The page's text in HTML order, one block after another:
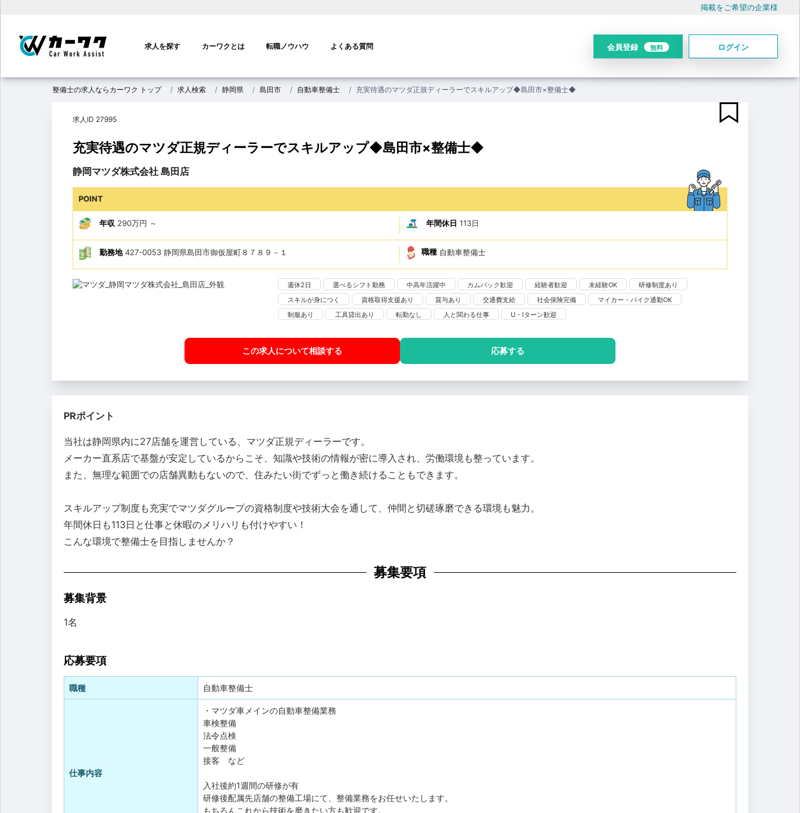
掲載をご希望の企業様
ン
ビ
ゲ
ン
求人を探す カーワクとは 転職ノウハウ よくある質問 会員登録 無料 ログイン
整備士の求人ならカーワク トップ 求人検索 静岡県 島田市 自動車整備士 充実待遇のマツダ正規ディーラーでスキルアップ◆島田市×整備士◆
求人ID 27995
充実待遇のマツダ正規ディーラーでスキルアップ◆島田市×整備士◆
静岡マツダ株式会社 島田店
POINT
年収 290万円 ～ 年間休日 113日
勤務地427-0053 静岡県島田市御仮屋町８７８９－１ 職種 自動車整備士
週休2日 選べるシフト勤務 中高年活躍中 カムバック歓迎 経験者歓迎 未経験OK
研修制度あり
スキルが身につく
資格取得支援あり 賞与あり 交通費支給 社会保険完備
マイカー・バイク通勤OK
制服あり
工具貸出あり 転勤なし 人と関わる仕事 U・Iターン歓迎
この求人について相談する 応募する
PRポイント
当社は静岡県内に27店舗を運営している、マツダ正規ディーラーです。
メーカー直系店で基盤が安定しているからこそ、知識や技術の情報が密に導入され、労働環境も整っています。
また、無理な範囲での店舗異動もないので、住みたい街でずっと働き続けることもできます。
スキルアップ制度も充実でマツダグループの資格制度や技術大会を通して、仲間と切磋琢磨できる環境も魅力。
年間休日も113日と仕事と休暇のメリハリも付けやすい！
こんな環境で整備士を目指しませんか？
募集要項
募集背景
1名
応募要項
職種 自動車整備士
仕事内容
・マツダ車メインの自動車整備業務
車検整備
法令点検
一般整備
接客 など
入社後約1週間の研修が有
研修後配属先店舗の整備工場にて、整備業務をお任せいたします。
もちろんこれから技術を磨きたい方も歓迎です。